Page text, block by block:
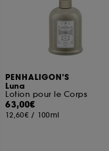
PENHALIGON'S
Luna
Lotion pour le Corps
63,00€
12,60€ / 100ml